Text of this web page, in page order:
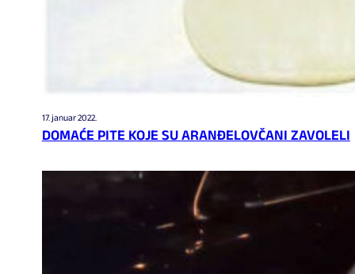
17. januar 2022.
DOMAĆE PITE KOJE SU ARANĐELOVČANI ZAVOLELI